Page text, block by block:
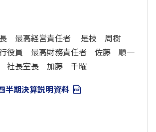
長 最高経営責任者 是枝 周樹
行役員 最高財務責任者 佐藤 順一
社長室長 加藤 千曜
半期決算説明資料